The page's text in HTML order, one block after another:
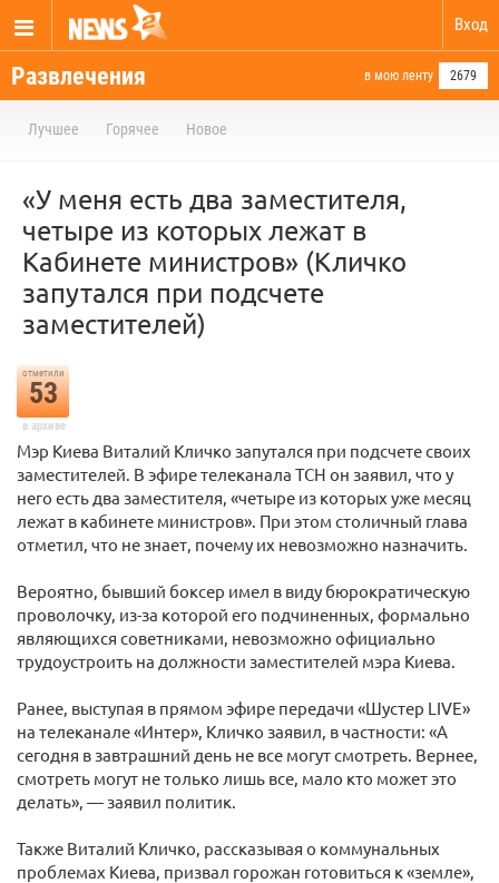
Вход
Развлечения в мою ленту 2679
Лучшее Горячее Новое
«У меня есть два заместителя,
четыре из которых лежат в
Кабинете министров» (Кличко
запутался при подсчете
заместителей)
отметили
53
в архиве
Мэр Киева Виталий Кличко запутался при подсчете своих
заместителей. В эфире телеканала ТСН он заявил, что у
него есть два заместителя, «четыре из которых уже месяц
лежат в кабинете министров». При этом столичный глава
отметил, что не знает, почему их невозможно назначить.
Вероятно, бывший боксер имел в виду бюрократическую
проволочку, из-за которой его подчиненных, формально
являющихся советниками, невозможно официально
трудоустроить на должности заместителей мэра Киева.
Ранее, выступая в прямом эфире передачи «Шустер LIVE»
на телеканале «Интер», Кличко заявил, в частности: «А
сегодня в завтрашний день не все могут смотреть. Вернее,
смотреть могут не только лишь все, мало кто может это
делать», — заявил политик.
Также Виталий Кличко, рассказывая о коммунальных
проблемах Киева, призвал горожан готовиться к «земле»,